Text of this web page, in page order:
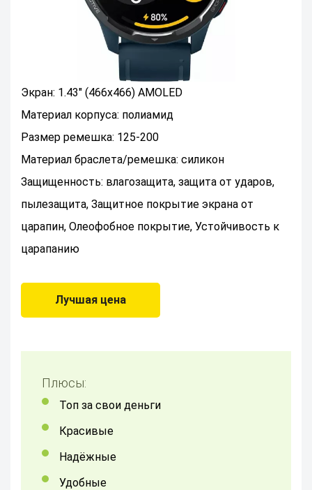
Экран: 1.43" (466x466) AMOLED
Материал корпуса: полиамид
Размер ремешка: 125-200
Материал браслета/ремешка: силикон
Защищенность: влагозащита, защита от ударов,
пылезащита, Защитное покрытие экрана от
царапин, Олеофобное покрытие, Устойчивость к
царапанию
Лучшая цена
Плюсы:
топ за свои деньги
красивые
надёжные
удобные